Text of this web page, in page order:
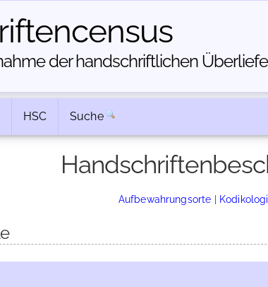
der handschriftlichen
HSC Suche
Aufbewahrungsorte |